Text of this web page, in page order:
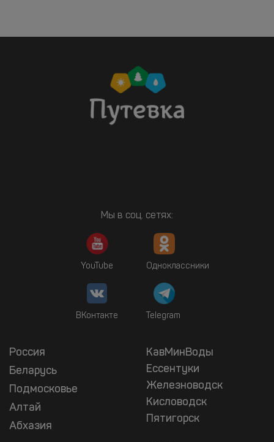
Мы в соц. сетях:
YouTube Одноклассники
ВКонтакте Telegram
Россия
Беларусь
Подмосковье
Алтай
Абхазия
КавМинВоды
Ессентуки
Железноводск
Кисловодск
Пятигорск